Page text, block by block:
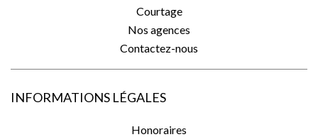
Courtage
Nos agences
Contactez-nous
INFORMATIONS LÉGALES
Honoraires